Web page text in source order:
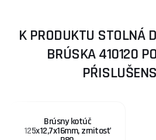
K PRODUKTU STOLNÁ
BRÚSKA 410120
Brúsny kotúč
125x12,7x16mm, zrnitosť